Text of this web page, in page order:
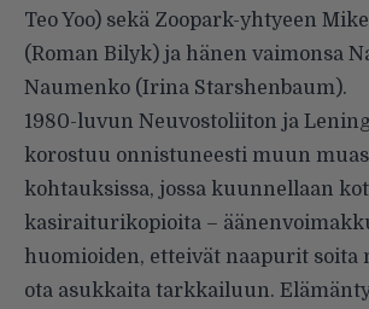
Teo Yoo) sekä Zoopark-yhtyeen
(Roman Bilyk) ja hänen vaimonsa
Naumenko (Irina Starshenbaum).
1980-luvun Neuvostoliiton ja
korostuu onnistuneesti muun
kohtauksissa, jossa kuunnellaan
kasiraiturikopioita –
huomioiden, etteivät naapurit soita
ota asukkaita tarkkailuun.